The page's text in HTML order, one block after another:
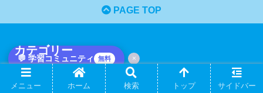
💬 学習コミュニティ 無料 ×
PAGE TOP
カテゴリー
解説・レビュー
メニュー ホーム 検索 トップ サイドバー